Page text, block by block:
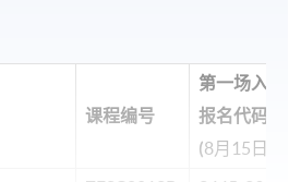
课程编号
第一场入学
报名代码
(8月15日)